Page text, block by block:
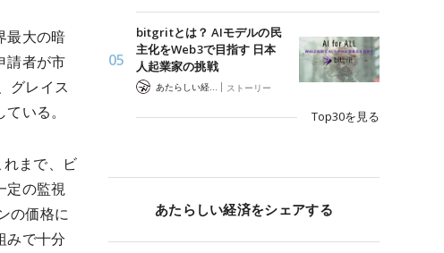
最大の暗
請者が市
グレイス
いる。
れまで、ビ
定の監視
の価格に
みで十分
bitgritとは？ AIモデルの民
主化をWeb3で目指す 日本
人起業家の挑戦
あたらしい経済 編集部 | ストーリー
Top30を見る
あたらしい経済をシェアする